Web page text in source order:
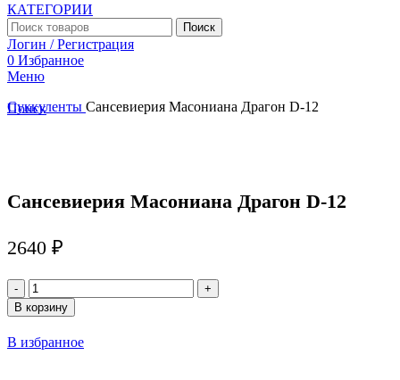
КАТЕГОРИИ
Поиск
Логин / Регистрация
0 Избранное
Меню
Поиск
Суккуленты Сансевиерия Масониана Драгон D-12
Сансевиерия Масониана Драгон D-12
2640 ₽
Количество
товара
Сансевиерия
Масониана
Драгон
В корзину
В избранное